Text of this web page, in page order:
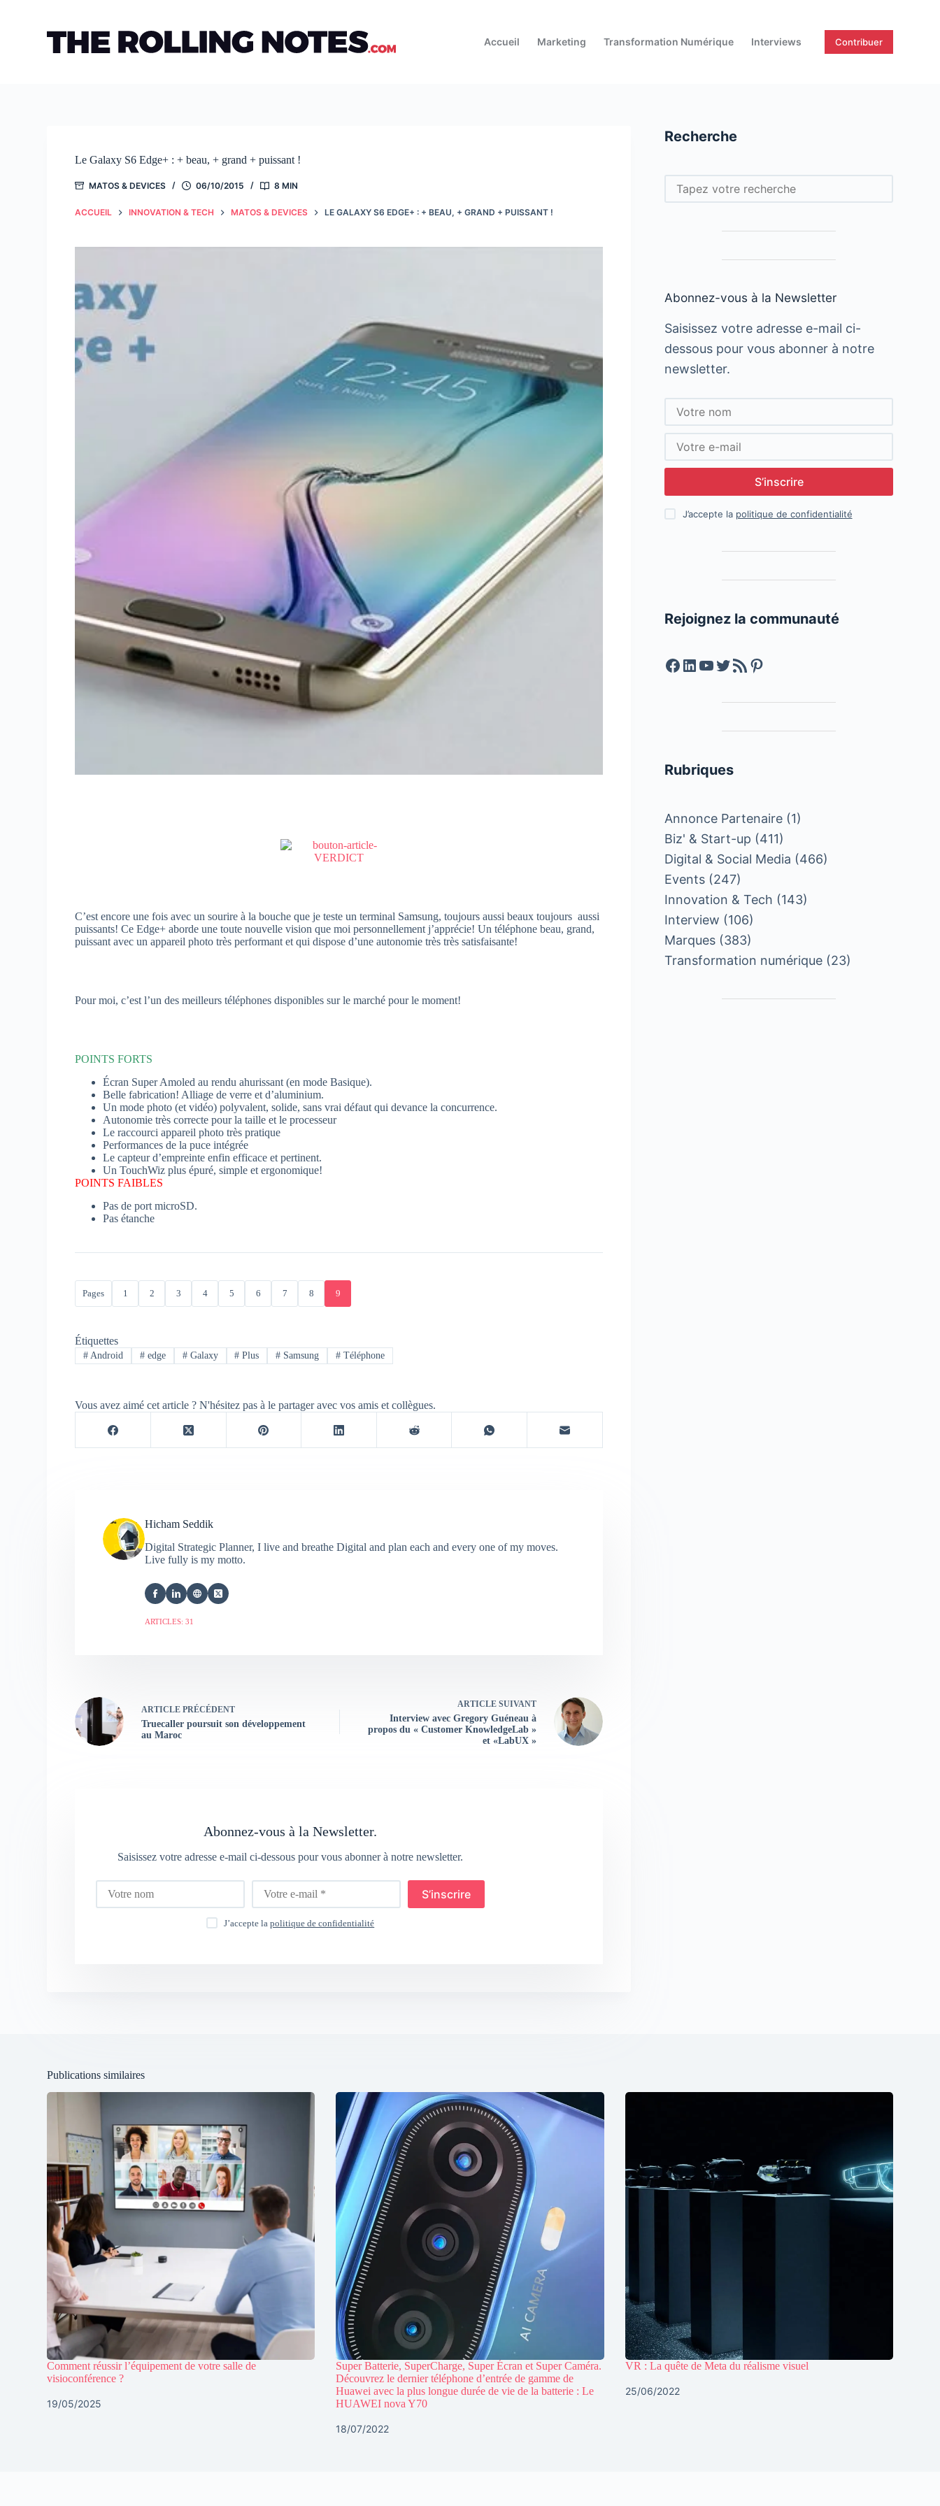
Accueil
Marketing Transformation Numérique Interviews Contribuer
Le Galaxy S6 Edge+ : + beau, + grand + puissant !
MATOS & DEVICES 06/10/2015 8 MIN
ACCUEIL INNOVATION & TECH MATOS & DEVICES LE GALAXY S6 EDGE+ : + BEAU, + GRAND + PUISSANT !
C’est encore une fois avec un sourire à la bouche que je teste un terminal Samsung, toujours aussi beaux toujours aussi
puissants! Ce Edge+ aborde une toute nouvelle vision que moi personnellement j’apprécie! Un téléphone beau, grand,
puissant avec un appareil photo très performant et qui dispose d’une autonomie très très satisfaisante!
Pour moi, c’est l’un des meilleurs téléphones disponibles sur le marché pour le moment!
POINTS FORTS
Écran Super Amoled au rendu ahurissant (en mode Basique).
Belle fabrication! Alliage de verre et d’aluminium.
Un mode photo (et vidéo) polyvalent, solide, sans vrai défaut qui devance la concurrence.
Autonomie très correcte pour la taille et le processeur
Le raccourci appareil photo très pratique
Performances de la puce intégrée
Le capteur d’empreinte enfin efficace et pertinent.
Un TouchWiz plus épuré, simple et ergonomique!
POINTS FAIBLES
Pas de port microSD.
Pas étanche
Pages 1 2 3 4 5 6 7 8 9
Étiquettes
# Android #edge #Galaxy # Plus # Samsung # Téléphone
Vous avez aimé cet article ? N'hésitez pas à le partager avec vos amis et collègues.
Hicham Seddik
Digital Strategic Planner, I live and breathe Digital and plan each and every one of my moves.
Live fully is my motto.
ARTICLES: 31
ARTICLE PRÉCÉDENT
Truecaller poursuit son développement
au Maroc
ARTICLESUIVANT
Interview avec Gregory Guéneau à
propos du « Customer KnowledgeLab »
et «LabUX »
Abonnez-vous à la Newsletter.
Saisissez votre adresse e-mail ci-dessous pour vous abonner à notre newsletter.
S’inscrire
J’accepte lapolitique de confidentialité
Recherche
Rechercher
Abonnez-vous à la Newsletter
Saisissez votre adresse e-mail ci-
dessous pour vous abonner à notre
newsletter.
S’inscrire
J’accepte la politique de confidentialité
Rejoignez la communauté
Facebook
LinkedIn
YouTube
Twitter
Feed RSSPinterest
Rubriques
Annonce Partenaire (1)
Biz' & Start-up (411)
Digital & Social Media (466)
Events (247)
Innovation & Tech (143)
Interview (106)
Marques (383)
Transformation numérique (23)
Publications similaires
Comment réussir l’équipement de votre salle de
visioconférence ?
19/05/2025
Super Batterie, SuperCharge, Super Écran et Super Caméra.
Découvrez le dernier téléphone d’entrée de gamme de
Huawei avec la plus longue durée de vie de la batterie : Le
HUAWEI nova Y70
18/07/2022
VR : La quête de Meta du réalisme visuel
25/06/2022